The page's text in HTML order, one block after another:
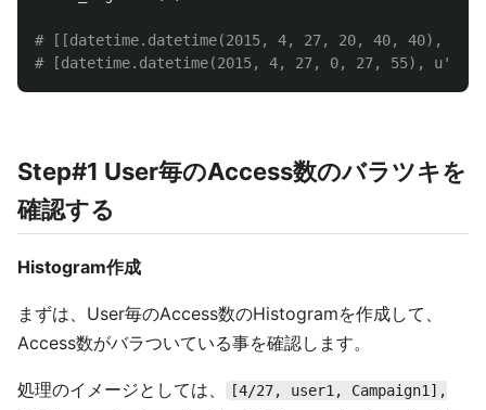
# [[datetime.datetime(2015, 4, 27, 20, 40, 40),
Step#1 User毎のAccess数のバラツキを
確認する
Histogram作成
まずは、User毎のAccess数のHistogramを作成して、
Access数がバラついている事を確認します。
処理のイメージとしては、
[4/27, user1, Campaign1],